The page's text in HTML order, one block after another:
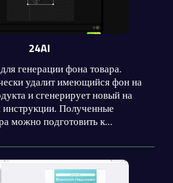
24AI
генерации фона товара.
удалит имеющийся фон на
и сгенерирует новый на
инструкции. Полученные
можно подготовить к
план допускает